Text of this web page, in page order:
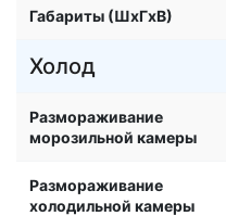
Габариты (ШxГxВ)
Холод
Размораживание
морозильной камеры
Размораживание
холодильной камеры